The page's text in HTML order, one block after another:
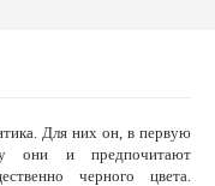
Для них он, в первую
они и предпочитают
черного цвета.